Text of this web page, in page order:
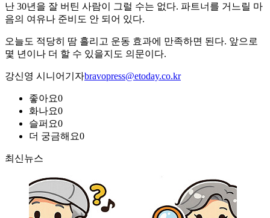
난 30년을 잘 버틴 사람이 그럴 수는 없다. 파트너를 거느릴 마
음의 여유나 준비도 안 되어 있다.
오늘도 적당히 땀 흘리고 운동 효과에 만족하면 된다. 앞으로
몇 년이나 더 할 수 있을지도 의문이다.
강신영 시니어기자bravopress@etoday.co.kr
좋아요0
화나요0
슬퍼요0
더 궁금해요0
최신뉴스